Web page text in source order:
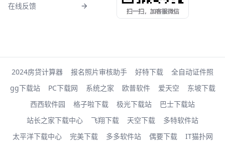
在线反馈
2024房贷计算器 报名照片审核助手 好特下载
全自动证件照
gg下载站
PC下载网 系统之家 欧普软件 爱天空
东坡下载
西西软件园
格子啦下载 极光下载站
巴士下载站
站长之家下载中心
飞翔下载 天空下载
多特软件站
太平洋下载中心
完美下载 多多软件站 偶要下载 IT猫扑网